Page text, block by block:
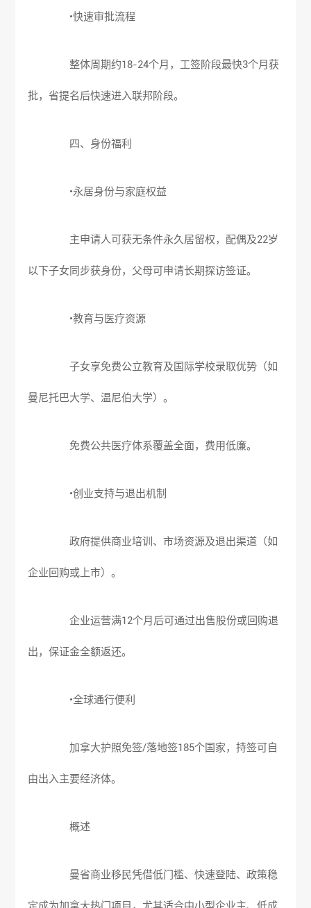
•快速审批流程
整体周期约18-24个月，工签阶段最快3个月获
批，省提名后快速进入联邦阶段。
四、身份福利
•永居身份与家庭权益
主申请人可获无条件永久居留权，配偶及22岁
以下子女同步获身份，父母可申请长期探访签证。
•教育与医疗资源
子女享免费公立教育及国际学校录取优势（如
曼尼托巴大学、温尼伯大学）。
免费公共医疗体系覆盖全面，费用低廉。
•创业支持与退出机制
政府提供商业培训、市场资源及退出渠道（如
企业回购或上市）。
企业运营满12个月后可通过出售股份或回购退
出，保证金全额返还。
•全球通行便利
加拿大护照免签/落地签185个国家，持签可自
由出入主要经济体。
概述
曼省商业移民凭借低门槛、快速登陆、政策稳